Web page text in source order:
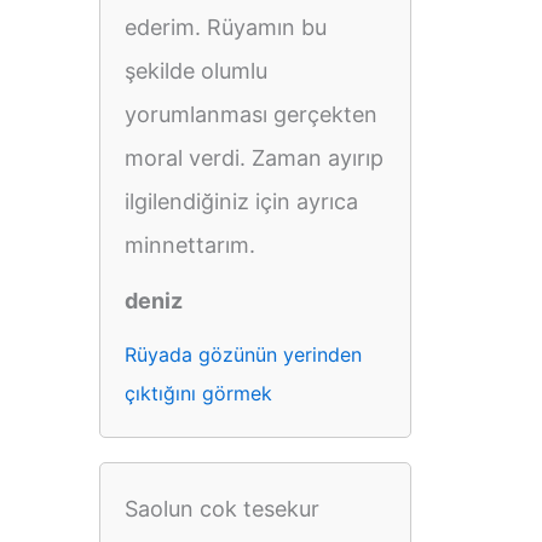
ederim. Rüyamın bu
şekilde olumlu
yorumlanması gerçekten
moral verdi. Zaman ayırıp
ilgilendiğiniz için ayrıca
minnettarım.
deniz
Rüyada gözünün yerinden
çıktığını görmek
Saolun cok tesekur